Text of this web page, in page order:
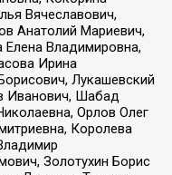
Вячеславович,
Анатолий Мариевич,
Владимировна,
Ирина
Лукашевский
Иванович, Шабад
Орлов Олег
Королева
Золотухин Борис